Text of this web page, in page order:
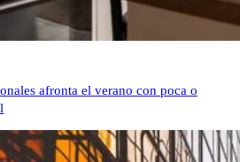
afronta el verano con poca o